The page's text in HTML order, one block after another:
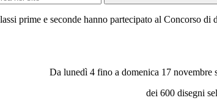
prime e seconde hanno partecipato al Concorso
Da lunedì 4 fino a domenica 17 novembre
dei 600 disegni